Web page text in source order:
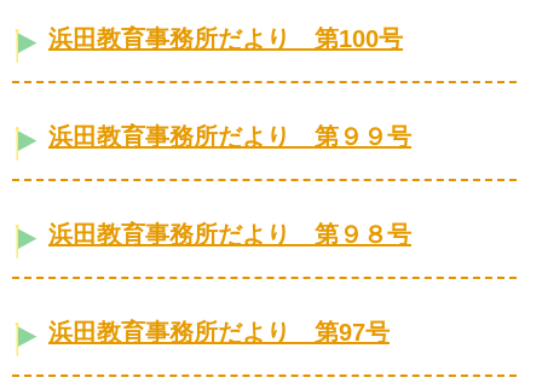
浜田教育事務所だより 第100号
浜田教育事務所だより 第９９号
浜田教育事務所だより 第９８号
浜田教育事務所だより 第97号